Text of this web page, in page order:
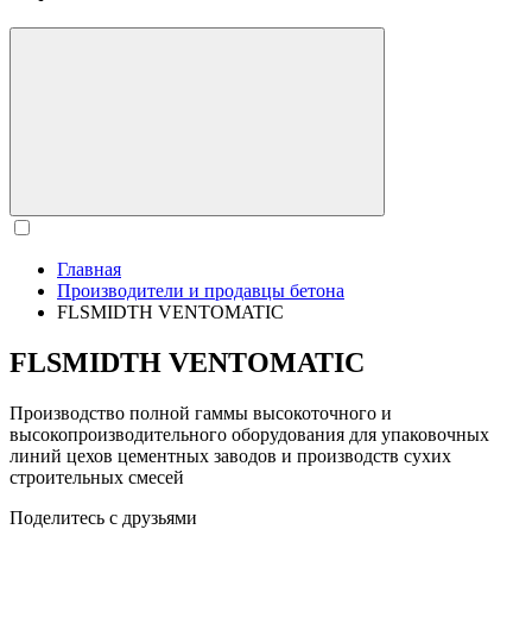
Главная
Производители и продавцы бетона
FLSMIDTH VENTOMATIC
FLSMIDTH VENTOMATIC
Производство полной гаммы высокоточного и
высокопроизводительного оборудования для упаковочных
линий цехов цементных заводов и производств сухих
строительных смесей
Поделитесь с друзьями